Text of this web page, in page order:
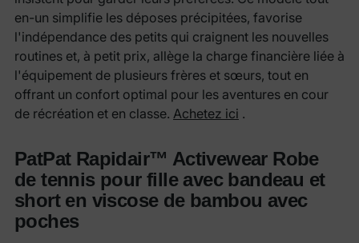
en-un simplifie les déposes précipitées, favorise
l'indépendance des petits qui craignent les nouvelles
routines et, à petit prix, allège la charge financière liée à
l'équipement de plusieurs frères et sœurs, tout en
offrant un confort optimal pour les aventures en cour
de récréation et en classe. Achetez ici .
PatPat Rapidair™ Activewear Robe
de tennis pour fille avec bandeau et
short en viscose de bambou avec
poches